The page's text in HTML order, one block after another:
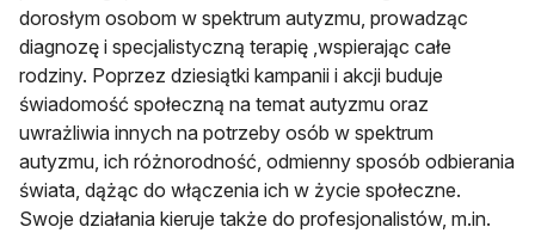
dorosłym osobom w spektrum autyzmu, prowadząc
diagnozę i specjalistyczną terapię ,wspierając całe
rodziny. Poprzez dziesiątki kampanii i akcji buduje
świadomość społeczną na temat autyzmu oraz
uwrażliwia innych na potrzeby osób w spektrum
autyzmu, ich różnorodność, odmienny sposób odbierania
świata, dążąc do włączenia ich w życie społeczne.
Swoje działania kieruje także do profesjonalistów, m.in.